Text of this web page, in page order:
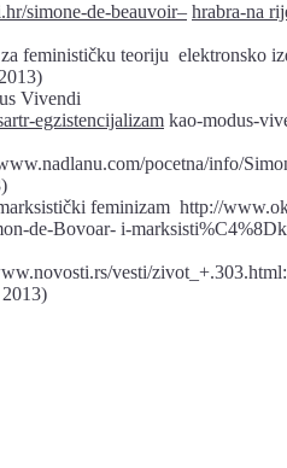
simone-de-beauvoir– hrabra-na
feminističku teoriju elektronsko
Vivendi
egzistencijalizam kao-modus-
pocetna/info/
feminizam http://
de-Bovoar- i-
vesti/